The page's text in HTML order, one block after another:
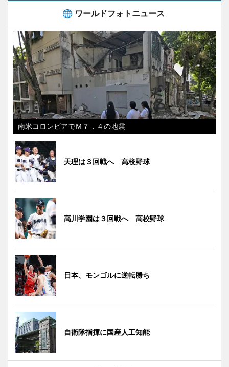
ワールドフォトニュース
南米コロンビアでＭ７．４の地震
天理は３回戦へ 高校野球
高川学園は３回戦へ 高校野球
日本、モンゴルに逆転勝ち
自衛隊指揮に国産人工知能